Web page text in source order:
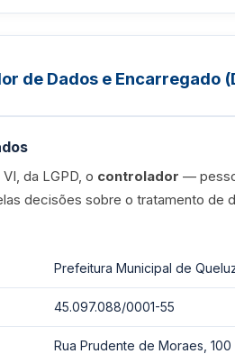
de Dados e Encarregado
da LGPD, o controlador —
decisões sobre o tratamento de
Prefeitura Municipal de
45.097.088/0001-55
Rua Prudente de Moraes,